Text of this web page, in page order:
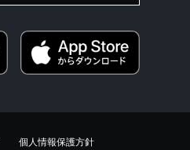
個人情報保護方針